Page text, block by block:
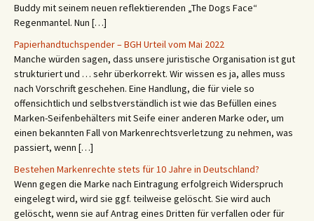
Buddy mit seinem neuen reflektierenden „The Dogs Face“
Regenmantel. Nun […]
Papierhandtuchspender – BGH Urteil vom Mai 2022
Manche würden sagen, dass unsere juristische Organisation ist gut
strukturiert und … sehr überkorrekt. Wir wissen es ja, alles muss
nach Vorschrift geschehen. Eine Handlung, die für viele so
offensichtlich und selbstverständlich ist wie das Befüllen eines
Marken-Seifenbehälters mit Seife einer anderen Marke oder, um
einen bekannten Fall von Markenrechtsverletzung zu nehmen, was
passiert, wenn […]
Bestehen Markenrechte stets für 10 Jahre in Deutschland?
Wenn gegen die Marke nach Eintragung erfolgreich Widerspruch
eingelegt wird, wird sie ggf. teilweise gelöscht. Sie wird auch
gelöscht, wenn sie auf Antrag eines Dritten für verfallen oder für